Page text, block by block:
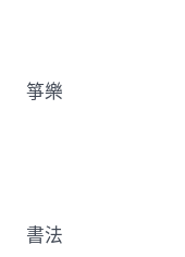
箏樂
書法